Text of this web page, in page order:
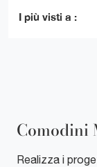
I più visti a :
Comodini
Realizza i